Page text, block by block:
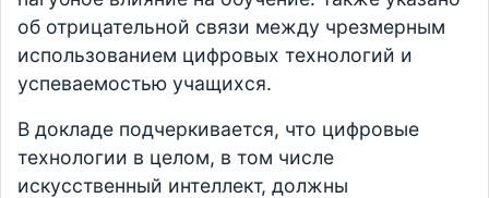
об отрицательной связи между чрезмерным
использованием цифровых технологий и
успеваемостью учащихся.
В докладе подчеркивается, что цифровые
технологии в целом, в том числе
искусственный интеллект, должны